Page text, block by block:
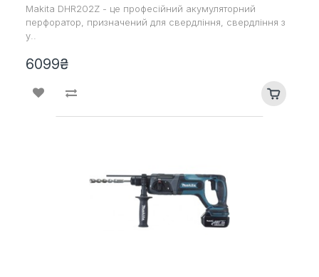
Makita DHR202Z - це професійний акумуляторний
перфоратор, призначений для свердління, свердління з
у..
6099₴